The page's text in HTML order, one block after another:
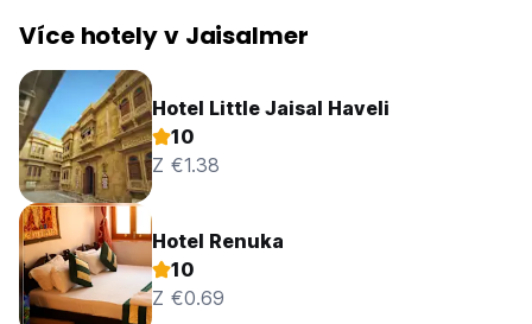
Více hotely v Jaisalmer
Hotel Little Jaisal Haveli
10
Z €1.38
Hotel Renuka
10
Z €0.69